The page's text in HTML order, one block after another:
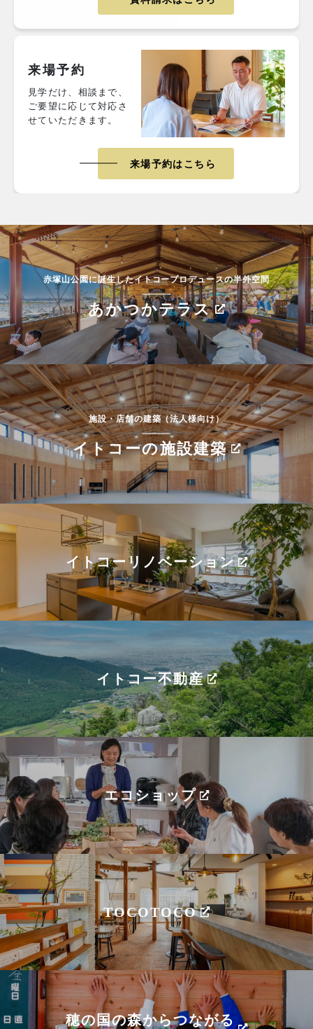
来場予約
見学だけ、相談まで、
ご要望に応じて対応さ
せていただきます。
来場予約はこちら
赤塚山公園に誕生したイトコープロデュースの半外空間
あかつかテラス
施設・店舗の建築（法人様向け）
イトコーの施設建築
イトコーリノベーション
イトコー不動産
エコショップ
TOCOTOCO
穂の国の森からつながる